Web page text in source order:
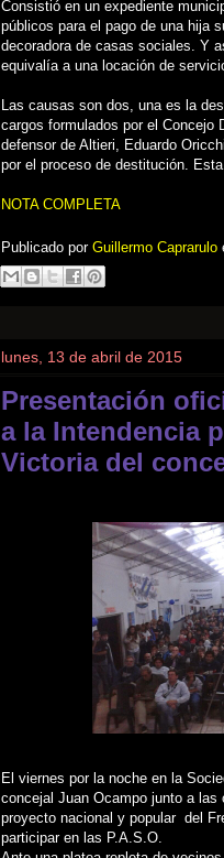
Consistió en un expediente
públicos para el pago de una hija
decoradora de casas sociales. Y
equivalía a una locación de
Las causas son dos, una es la
cargos formulados por el Concejo
defensor de Altieri, Eduardo
por el proceso de destitución.
NOTA COMPLETA
Publicado por Guillermo Caprarulo
lunes, 13 de abril de 2015
Presentación
a la Intendencia
Victoria del
El viernes por la noche en la
concejal Juan Ocampo junto a las
proyecto nacional y popular del
participar en las P.A.S.O.